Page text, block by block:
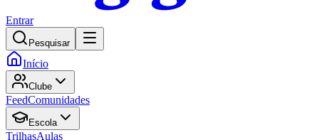
Entrar
Pesquisar
Início
Clube
FeedComunidades
Escola
TrilhasAulas